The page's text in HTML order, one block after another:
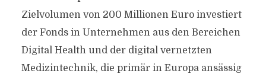
Zielvolumen von 200 Millionen Euro investiert
der Fonds in Unternehmen aus den Bereichen
Digital Health und der digital vernetzten
Medizintechnik, die primär in Europa ansässig